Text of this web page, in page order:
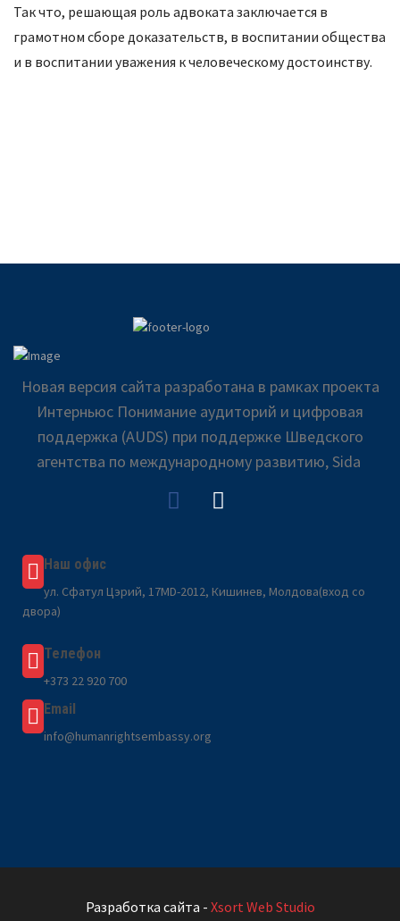
Так что, решающая роль адвоката заключается в
грамотном сборе доказательств, в воспитании общества
и в воспитании уважения к человеческому достоинству.
Новая версия сайта разработана в рамках проекта
Интерньюс Понимание аудиторий и цифровая
поддержка (AUDS) при поддержке Шведского
агентства по международному развитию, Sida
Наш офис
ул. Сфатул Цэрий, 17MD-2012, Кишинев, Молдова(вход со
двора)
Телефон
+373 22 920 700
Email
info@humanrightsembassy.org
Разработка сайта - Xsort Web Studio